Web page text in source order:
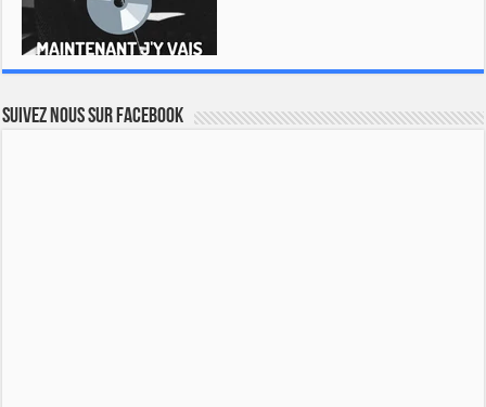
Suivez nous sur Facebook